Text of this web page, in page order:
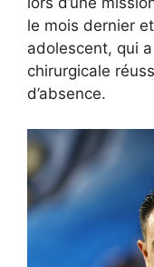
le mois dernier
adolescent, qui
chirurgicale
d’absence.